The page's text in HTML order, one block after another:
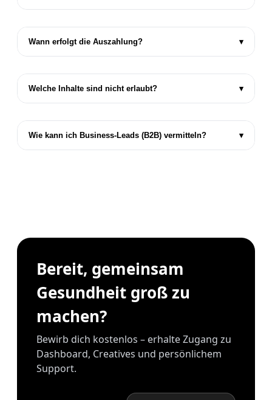
Wann erfolgt die Auszahlung? ▾
Welche Inhalte sind nicht erlaubt? ▾
Wie kann ich Business-Leads (B2B) vermitteln? ▾
Bereit, gemeinsam
Gesundheit groß zu
machen?
Bewirb dich kostenlos – erhalte Zugang zu
Dashboard, Creatives und persönlichem
Support.